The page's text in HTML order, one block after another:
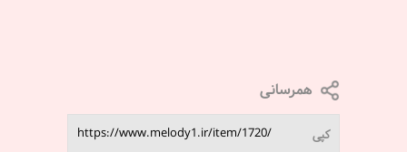
همرسانی
کپی